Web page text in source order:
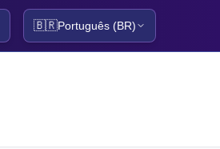
🇧🇷Português (BR)